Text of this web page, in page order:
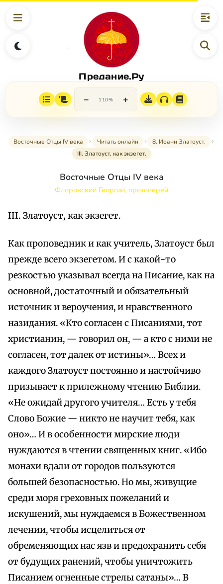
Предание.Ру
− 110% +
Восточные Отцы IV века Читать онлайн
8. Иоанн Златоуст.
III. Златоуст, как экзегет.
Восточные Отцы IV века
Флоровский Георгий, протоиерей
III. Златоуст, как экзегет.
Как проповедник и как учитель, Златоуст был
прежде всего экзегетом. И с какой-то
резкостью указывал всегда на Писание, как на
основной, достаточный и обязательный
источник и вероучения, и нравственного
назидания. «Кто согласен с Писаниями, тот
христианин, — говорил он, — а кто с ними не
согласен, тот далек от истины»… Всех и
каждого Златоуст постоянно и настойчиво
призывает к прилежному чтению Библии.
«Не ожидай другого учителя… Есть у тебя
Слово Божие — никто не научит тебя, как
оно»… И в особенности мирские люди
нуждаются в чтении священных книг. «Ибо
монахи вдали от городов пользуются
большей безопасностью. Но мы, живущие
среди моря греховных пожеланий и
искушений, мы нуждаемся в Божественном
лечении, чтобы исцелиться от
обременяющих нас язв и предохранить себя
от будущих ранений, чтобы уничтожить
Писанием огненные стрелы сатаны»… В